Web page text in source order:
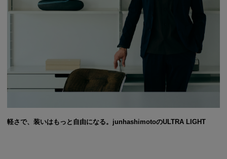
軽さで、装いはもっと自由になる。junhashimotoのULTRA LIGHT